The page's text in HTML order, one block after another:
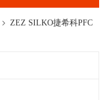
ZEZ SILKO捷希科PFC